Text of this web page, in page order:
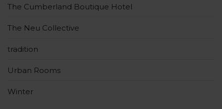
The Cumberland Boutique Hotel
The Neu Collective
tradition
Urban Rooms
Winter